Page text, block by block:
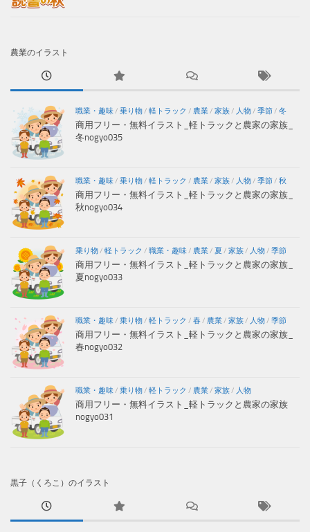
農業のイラスト
職業・趣味/ 乗り物/ 軽トラック / 農業/ 家族/ 人物/ 季節/ 冬
商用フリー・無料イラスト_軽トラックと農家の家族_
冬nogyo035
職業・趣味/ 乗り物/ 軽トラック / 農業/ 家族/ 人物/ 季節/ 秋
商用フリー・無料イラスト_軽トラックと農家の家族_
秋nogyo034
乗り物/ 軽トラック / 職業・趣味/ 農業/ 夏 / 家族/ 人物/ 季節
商用フリー・無料イラスト_軽トラックと農家の家族_
夏nogyo033
職業・趣味/ 乗り物/ 軽トラック / 春/ 農業/ 家族/ 人物/ 季節
商用フリー・無料イラスト_軽トラックと農家の家族_
春nogyo032
職業・趣味/ 乗り物/ 軽トラック / 農業/ 家族/ 人物
商用フリー・無料イラスト_軽トラックと農家の家族
nogyo031
黒子（くろこ）のイラスト